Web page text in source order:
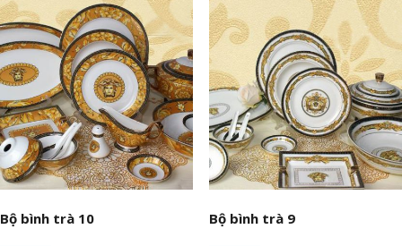
Bộ bình trà 10 Bộ bình trà 9